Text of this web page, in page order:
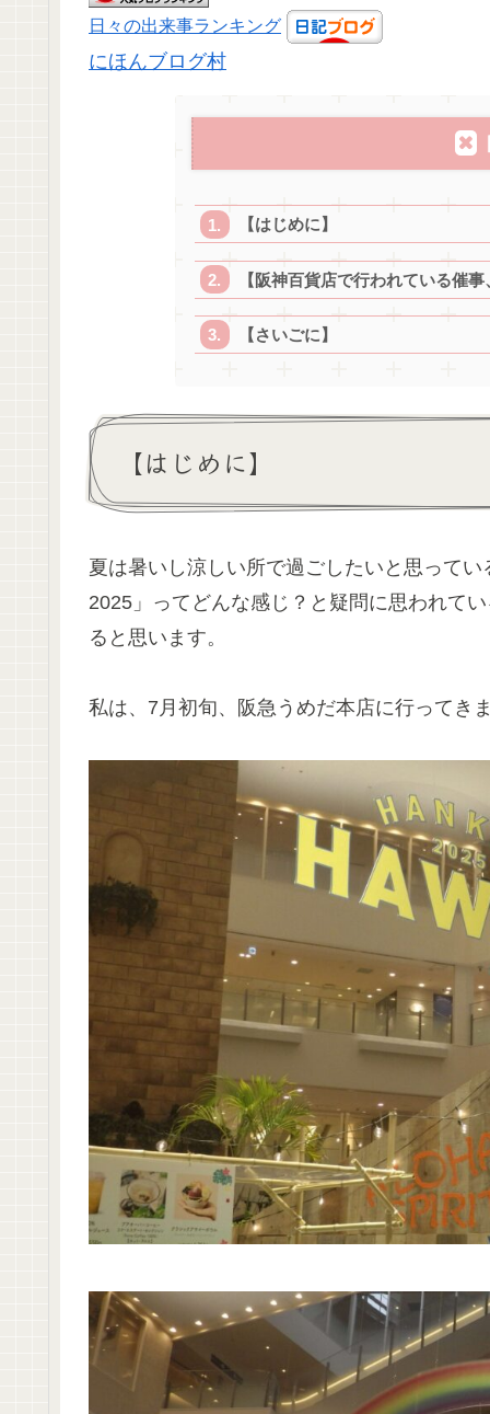
日々の出来事ランキング
にほんブログ村
【はじめに】
【阪神百貨店で行われている催
【さいごに】
【はじめに】
夏は暑いし涼しい所で過ごしたいと思って
2025」ってどんな感じ？と疑問に思われて
ると思います。
私は、7月初旬、阪急うめだ本店に行ってき